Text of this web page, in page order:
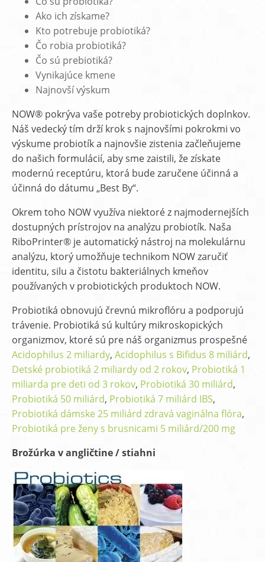
Ako ich získame?
Kto potrebuje probiotiká?
Čo robia probiotiká?
Čo sú prebiotiká?
Vynikajúce kmene
Najnovší výskum
NOW® pokrýva vaše potreby probiotických doplnkov.
Náš vedecký tím drží krok s najnovšími pokrokmi vo
výskume probiotík a najnovšie zistenia začleňujeme
do našich formulácií, aby sme zaistili, že získate
modernú receptúru, ktorá bude zaručene účinná a
účinná do dátumu „Best By“.
Okrem toho NOW využíva niektoré z najmodernejších
dostupných prístrojov na analýzu probiotík. Naša
RiboPrinter® je automatický nástroj na molekulárnu
analýzu, ktorý umožňuje technikom NOW zaručiť
identitu, silu a čistotu bakteriálnych kmeňov
používaných v probiotických produktoch NOW.
Probiotiká obnovujú črevnú mikroflóru a podporujú
trávenie. Probiotiká sú kultúry mikroskopických
organizmov, ktoré sú pre náš organizmus prospešné
Acidophilus 2 miliardy, Acidophilus s Bifidus 8 miliárd,
Detské probiotiká 2 miliardy od 2 rokov, Probiotiká 1
miliarda pre deti od 3 rokov, Probiotiká 30 miliárd,
Probiotiká 50 miliárd, Probiotiká 7 miliárd IBS,
Probiotiká dámske 25 miliárd zdravá vaginálna flóra,
Probiotiká pre ženy s brusnicami 5 miliárd/200 mg
Brožúrka v angličtine / stiahni